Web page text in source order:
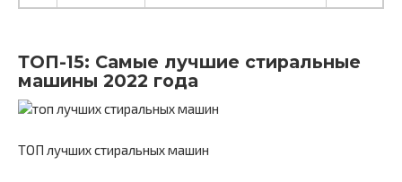
ТОП-15: Самые лучшие стиральные
машины 2022 года
ТОП лучших стиральных машин